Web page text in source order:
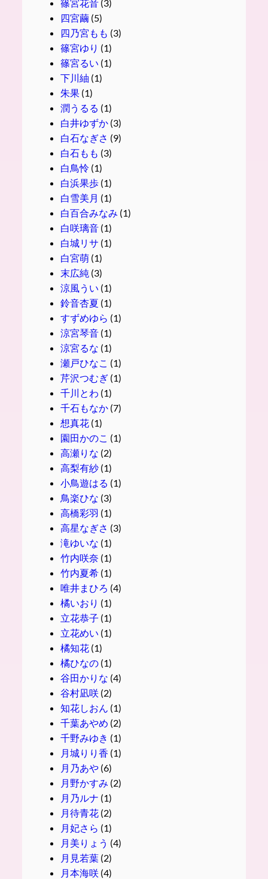
篠宮花音(3)
四宮繭(5)
四乃宮もも (3)
篠宮ゆり (1)
篠宮るい (1)
下川紬 (1)
朱果(1)
潤うるる (1)
白井ゆずか(3)
白石なぎさ (9)
白石もも (3)
白鳥怜(1)
白浜果歩(1)
白雪美月 (1)
白百合みなみ (1)
白咲璃音(1)
白城リサ (1)
白宮萌(1)
末広純 (3)
涼風うい (1)
鈴音杏夏 (1)
すずめゆら (1)
涼宮琴音(1)
涼宮るな (1)
瀬戸ひなこ (1)
芹沢つむぎ(1)
千川とわ (1)
千石もなか(7)
想真花(1)
園田かのこ (1)
高瀬りな (2)
高梨有紗(1)
小鳥遊はる (1)
鳥楽ひな (3)
高橋彩羽 (1)
高星なぎさ (3)
滝ゆいな (1)
竹内咲奈 (1)
竹内夏希(1)
唯井まひろ (4)
橘いおり (1)
立花恭子 (1)
立花めい (1)
橘知花(1)
橘ひなの(1)
谷田かりな (4)
谷村凪咲(2)
知花しおん (1)
千葉あやめ (2)
千野みゆき (1)
月城りり香 (1)
月乃あや(6)
月野かすみ (2)
月乃ルナ (1)
月待青花(2)
月妃さら (1)
月美りょう (4)
月見若葉(2)
月本海咲(4)